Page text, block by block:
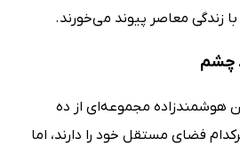
زندگی معاصر پیوند می‌خورند.
چشم
هوشمندزاده مجموعه‌ای از ده
فضای مستقل خود را دارند، اما